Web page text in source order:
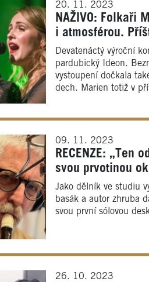
20. 11. 2023
NAŽIVO: Folkaři
i atmosférou.
Devatenáctý výroční
pardubický Ideon.
vystoupení dočkala
dech. Marien totiž v
09. 11. 2023
RECENZE: „Ten
svou prvotinou
Jako dělník ve studiu
basák a autor zhruba
svou první sólovou
26. 10. 2023